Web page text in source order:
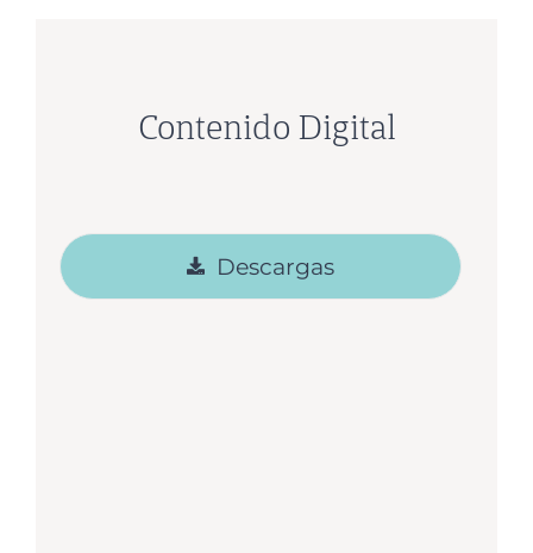
Contenido Digital
Descargas